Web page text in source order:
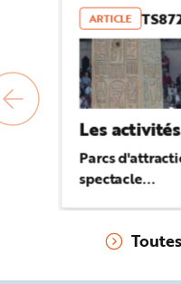
ARTICLE
Les
Parcs
spectacle...